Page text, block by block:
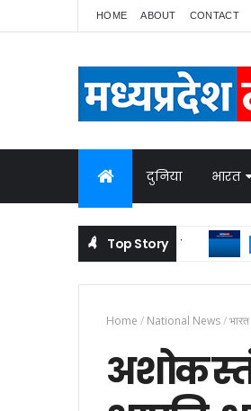
HOME ABOUT CONTACT
दुनिया भारत
Top Story
Home / National News/भारत
अशोक